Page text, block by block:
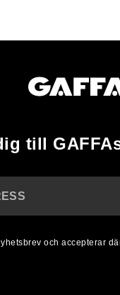
till
och accepterar